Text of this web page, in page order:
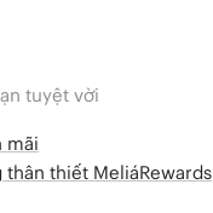
tuyệt vời
mãi
thiết MeliáRewards